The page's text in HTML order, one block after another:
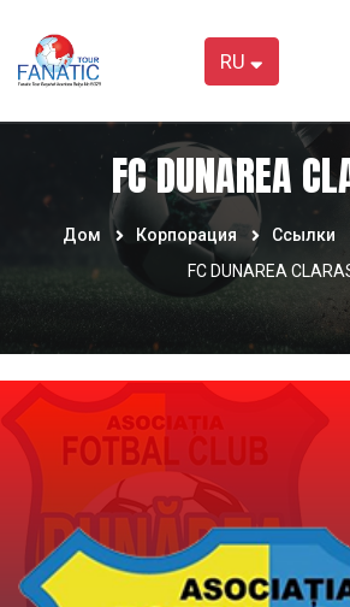
RU
FC DUNAREA
Дом Корпорация Ссылки
FC DUNAREA